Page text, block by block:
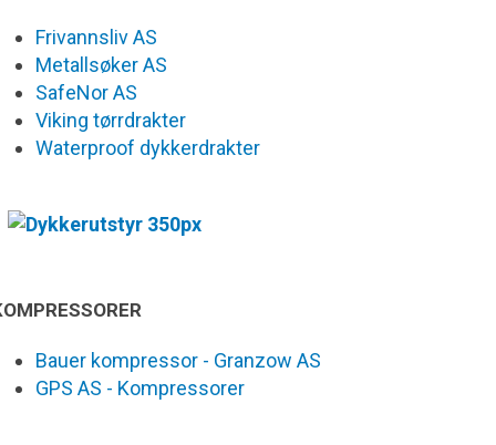
Frivannsliv AS
Metallsøker AS
SafeNor AS
Viking tørrdrakter
Waterproof dykkerdrakter
Bauer kompressor - Granzow AS
GPS AS - Kompressorer